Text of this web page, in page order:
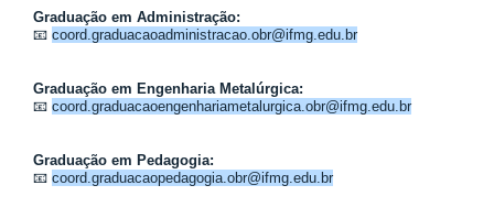
Graduação em Administração:
📧 coord.graduacaoadministracao.obr@ifmg.edu.br
Graduação em Engenharia Metalúrgica:
📧 coord.graduacaoengenhariametalurgica.obr@ifmg.edu.br
Graduação em Pedagogia:
📧 coord.graduacaopedagogia.obr@ifmg.edu.br